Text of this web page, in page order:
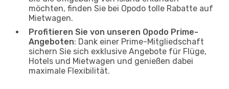
möchten, finden Sie bei Opodo tolle Rabatte auf
Mietwagen.
Profitieren Sie von unseren Opodo Prime-
Angeboten: Dank einer Prime-Mitgliedschaft
sichern Sie sich exklusive Angebote für Flüge,
Hotels und Mietwagen und genießen dabei
maximale Flexibilität.